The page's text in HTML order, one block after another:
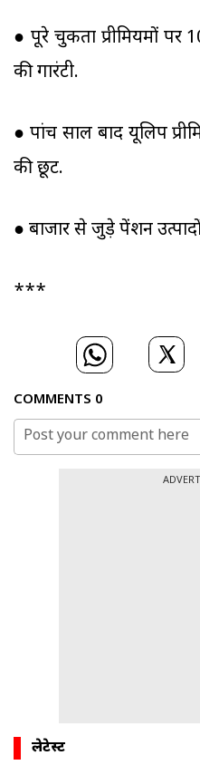
● पूरे चुकता प्रीमियमों पर
की गारंटी.
● पांच साल बाद यूलिप
की छूट.
● बाजार से जुड़े पेंशन
***
COMMENTS 0
लेटेस्ट